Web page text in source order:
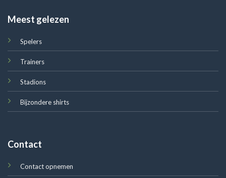
Meest gelezen
Spelers
Trainers
Stadions
Bijzondere shirts
Contact
Contact opnemen